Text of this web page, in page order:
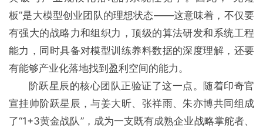
板”是大模型创业团队的理想状态——这意味着，不仅要
有强大的战略力和组织力，顶级的算法研发和系统工程
能力，同时具备对模型训练养料数据的深度理解，还要
有能够产业化落地找到盈利空间的能力。
阶跃星辰的核⼼团队正验证了这一点。随着印奇官
宣挂帅阶跃星辰，与姜大昕、张祥雨、朱亦博共同组成
了“1+3黄金战队”，成为一支既有成熟企业战略掌舵者、